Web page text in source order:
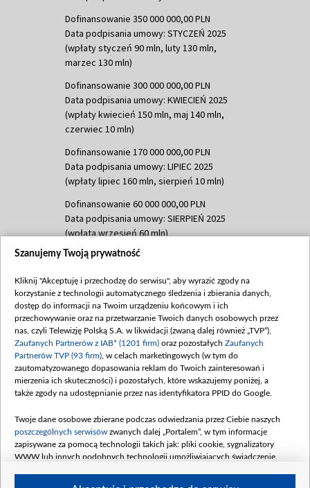
Dofinansowanie 350 000 000,00 PLN
Data podpisania umowy: STYCZEŃ 2025
(wpłaty styczeń 90 mln, luty 130 mln,
marzec 130 mln)
Dofinansowanie 300 000 000,00 PLN
Data podpisania umowy: KWIECIEŃ 2025
(wpłaty kwiecień 150 mln, maj 140 mln,
czerwiec 10 mln)
Dofinansowanie 170 000 000,00 PLN
Data podpisania umowy: LIPIEC 2025
(wpłaty lipiec 160 mln, sierpień 10 mln)
Dofinansowanie 60 000 000,00 PLN
Data podpisania umowy: SIERPIEŃ 2025
(wpłata wrzesień 60 mln)
Dofinansowanie 635 783 051,21 PLN
(wpłata wrzesień 100 mln, październik 350
mln, listopad 265 mln)
Dofinansowanie 48 862 000,00 PLN
Data podpisania umowy: GRUDZIEŃ 2025
(wpłata grudzień 60,548 mln)
Dofinansowanie 900 000 000,00 PLN
Data podpisania umowy: LUTY 2026 (wpłata
kwiecień 180 mln, 7 maja 180 mln, 8
czerwca 90 mln)
Dofinansowanie 250 000 000,00 PLN
4 sierpnia 250 mln
Szanujemy Twoją prywatność
Kliknij "Akceptuję i przechodzę do serwisu", aby wyrazić zgody na
korzystanie z technologii automatycznego śledzenia i zbierania danych,
dostęp do informacji na Twoim urządzeniu końcowym i ich
przechowywanie oraz na przetwarzanie Twoich danych osobowych przez
nas, czyli Telewizję Polską S.A. w likwidacji (zwaną dalej również „TVP”),
Zaufanych Partnerów z IAB* (1201 firm) oraz pozostałych Zaufanych
Partnerów TVP (93 firm) , w celach marketingowych (w tym do
zautomatyzowanego dopasowania reklam do Twoich zainteresowań i
mierzenia ich skuteczności) i pozostałych, które wskazujemy poniżej, a
także zgody na udostępnianie przez nas identyfikatora PPID do Google.
Twoje dane osobowe zbierane podczas odwiedzania przez Ciebie naszych
poszczególnych serwisów zwanych dalej „Portalem”, w tym informacje
zapisywane za pomocą technologii takich jak: pliki cookie, sygnalizatory
WWW lub innych podobnych technologii umożliwiających świadczenie